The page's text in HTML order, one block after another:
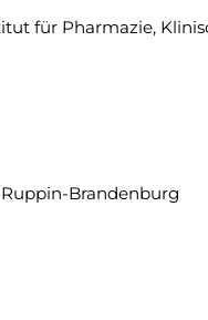
für Pharmazie,
Brandenburg